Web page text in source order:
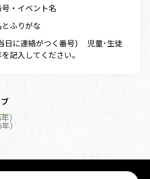
・イベント名
ふりがな
日に連絡がつく番号) 児童･生徒
記入してください。
）
）